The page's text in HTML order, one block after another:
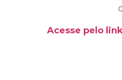
Acesse pelo